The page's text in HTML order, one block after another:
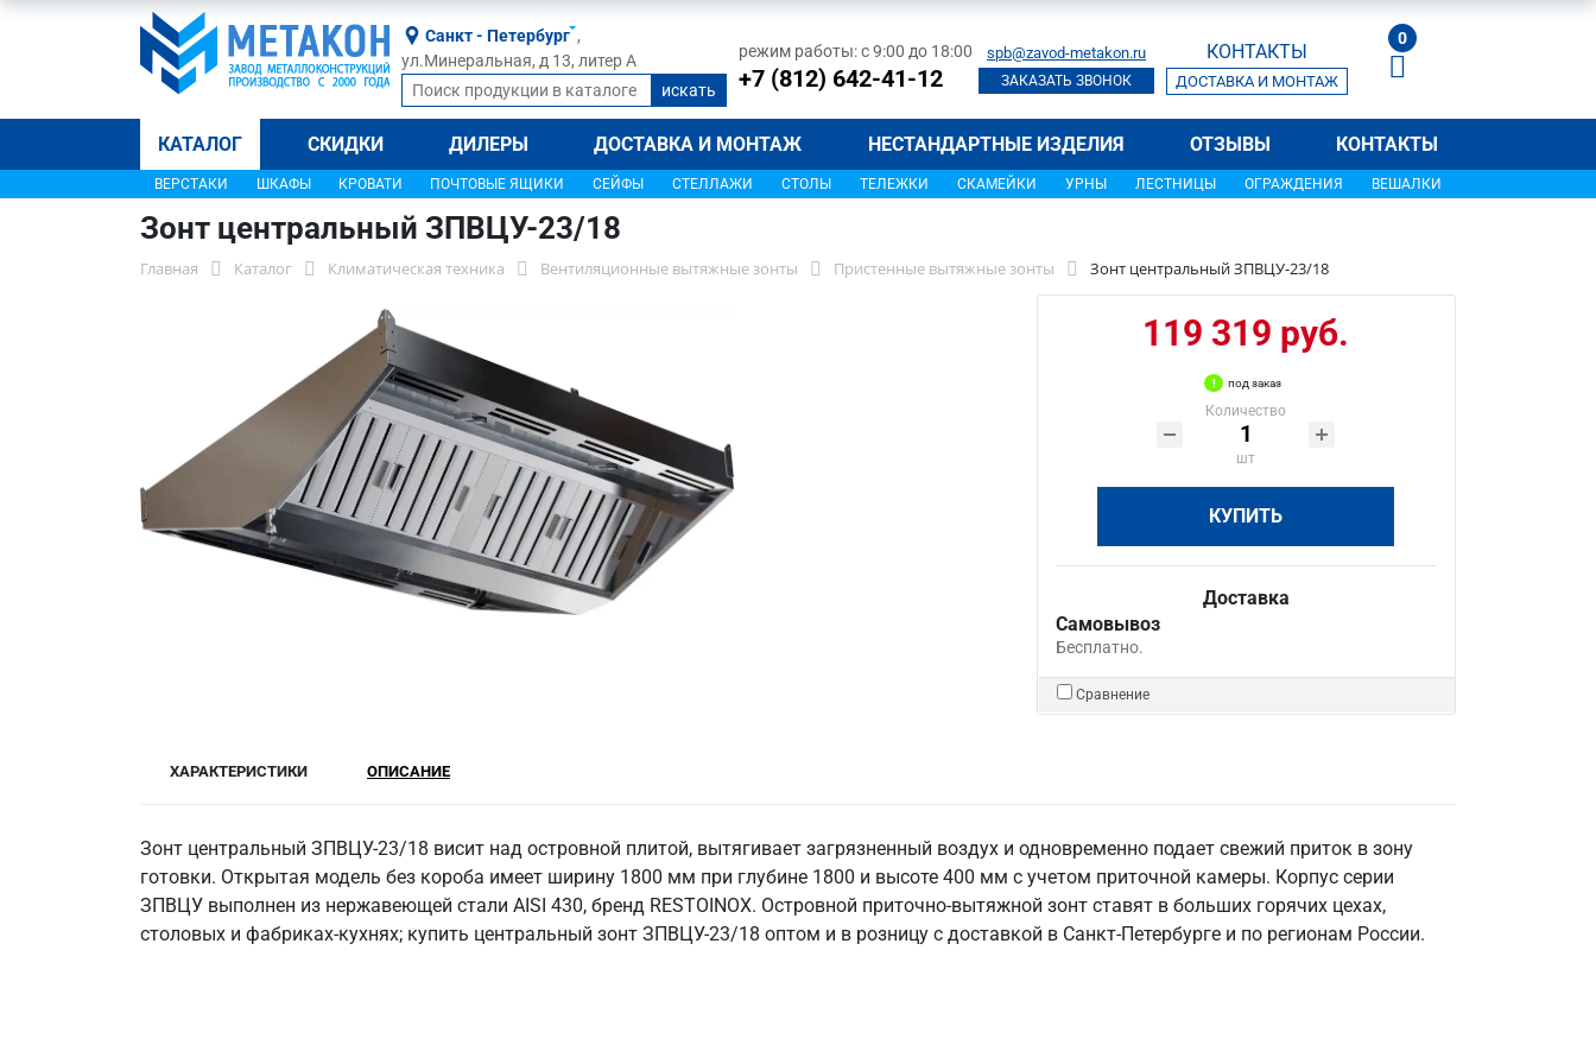
Санкт - Петербург ,
ул.Минеральная, д 13, литер А
режим работы: с 9:00 до 18:00
+7 (812) 642-41-12
spb@zavod-metakon.ru
ЗАКАЗАТЬ ЗВОНОК
КОНТАКТЫ
ДОСТАВКА И МОНТАЖ
0
КАТАЛОГ СКИДКИ ДИЛЕРЫ ДОСТАВКА И МОНТАЖ НЕСТАНДАРТНЫЕ ИЗДЕЛИЯ ОТЗЫВЫ КОНТАКТЫ
ВЕРСТАКИ ШКАФЫ КРОВАТИ ПОЧТОВЫЕ ЯЩИКИ СЕЙФЫ СТЕЛЛАЖИ СТОЛЫ ТЕЛЕЖКИ СКАМЕЙКИ УРНЫ ЛЕСТНИЦЫ ОГРАЖДЕНИЯ ВЕШАЛКИ
Зонт центральный ЗПВЦУ-23/18
Главная Каталог Климатическая техника Вентиляционные вытяжные зонты Пристенные вытяжные зонты Зонт центральный ЗПВЦУ-23/18
119 319 руб.
под заказ
Количество
шт
КУПИТЬ
Доставка
Самовывоз
Бесплатно.
Сравнение
ХАРАКТЕРИСТИКИ ОПИСАНИЕ
Зонт центральный ЗПВЦУ-23/18 висит над островной плитой, вытягивает загрязненный воздух и одновременно подает свежий приток в зону
готовки. Открытая модель без короба имеет ширину 1800 мм при глубине 1800 и высоте 400 мм с учетом приточной камеры. Корпус серии
ЗПВЦУ выполнен из нержавеющей стали AISI 430, бренд RESTOINOX. Островной приточно-вытяжной зонт ставят в больших горячих цехах,
столовых и фабриках-кухнях; купить центральный зонт ЗПВЦУ-23/18 оптом и в розницу с доставкой в Санкт‑Петербурге и по регионам России.